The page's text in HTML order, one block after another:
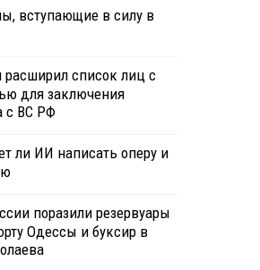
вступающие в силу в
расширил список лиц с
для заключения
с ВС РФ
ли ИИ написать оперу и
поразили резервуары
Одессы и буксир в